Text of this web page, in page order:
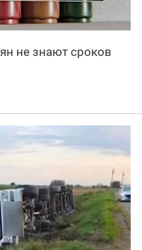
не знают сроков